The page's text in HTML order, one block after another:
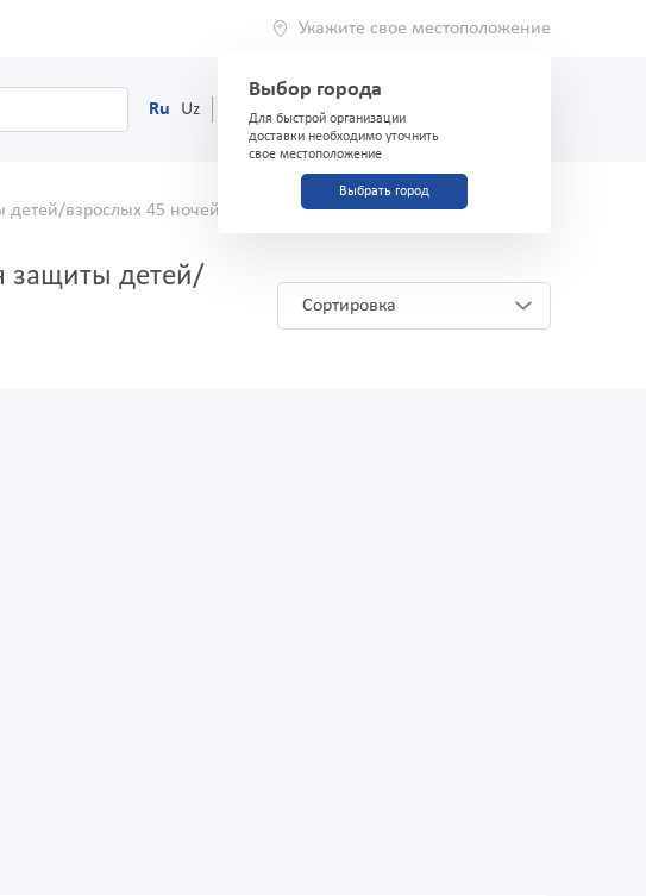
Укажите свое местоположение
Выбор города
Для быстрой организации
доставки необходимо уточнить
свое местоположение
Выбрать город
Ru Uz (71) 200-03-03
детей/взрослых 45 ночей Аналоги и заменители
защиты детей/
Сортировка